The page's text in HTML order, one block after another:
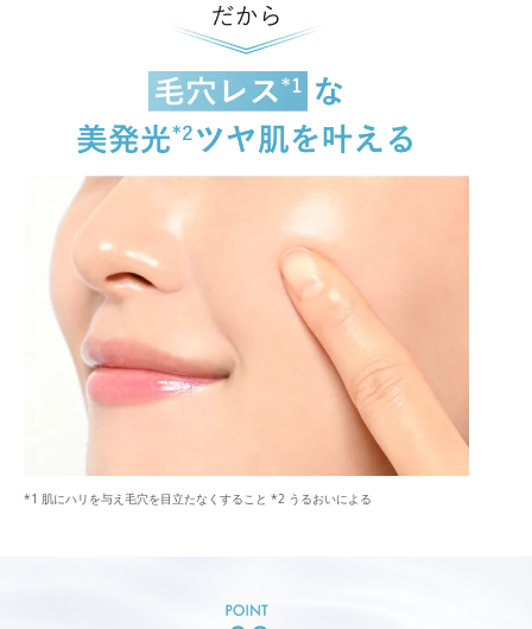
*1 肌にハリを与え毛穴を目立たなくすること *2 うるおいによる